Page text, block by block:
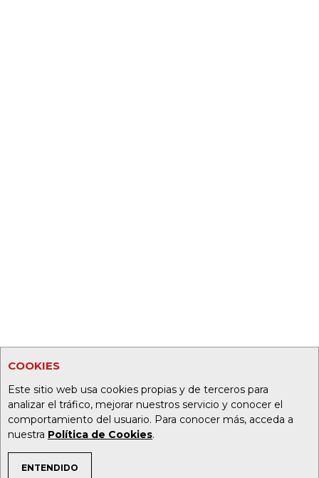
COOKIES
Este sitio web usa cookies propias y de terceros para
analizar el tráfico, mejorar nuestros servicio y conocer el
comportamiento del usuario. Para conocer más, acceda a
nuestra Política de Cookies.
ENTENDIDO